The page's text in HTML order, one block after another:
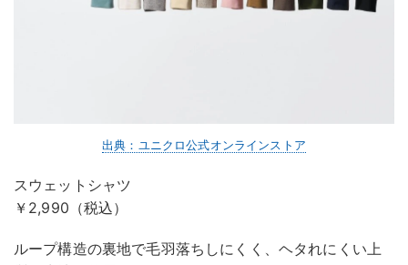
出典：ユニクロ公式オンラインストア
スウェットシャツ
￥2,990（税込）
ループ構造の裏地で毛羽落ちしにくく、ヘタれにくい上